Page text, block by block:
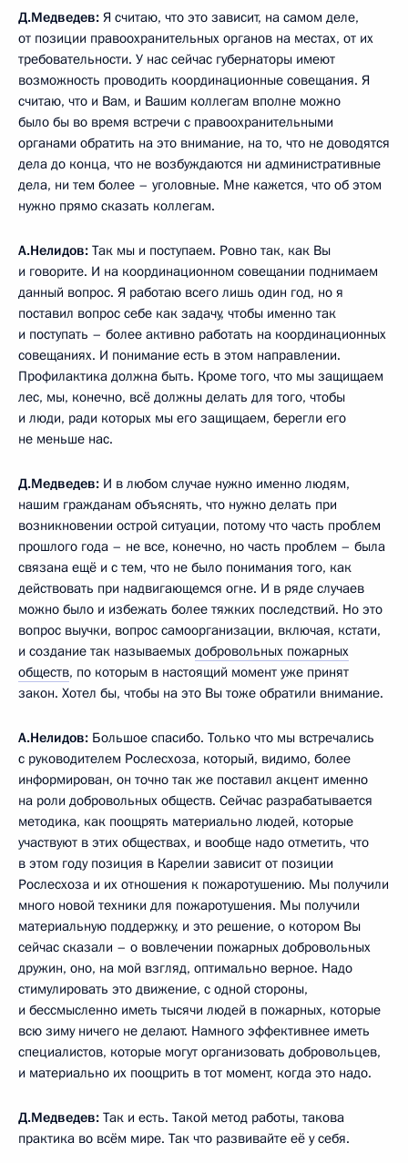
Д.Медведев: Я считаю, что это зависит, на самом деле,
от позиции правоохранительных органов на местах, от их
требовательности. У нас сейчас губернаторы имеют
возможность проводить координационные совещания. Я
считаю, что и Вам, и Вашим коллегам вполне можно
было бы во время встречи с правоохранительными
органами обратить на это внимание, на то, что не доводятся
дела до конца, что не возбуждаются ни административные
дела, ни тем более – уголовные. Мне кажется, что об этом
нужно прямо сказать коллегам.
А.Нелидов: Так мы и поступаем. Ровно так, как Вы
и говорите. И на координационном совещании поднимаем
данный вопрос. Я работаю всего лишь один год, но я
поставил вопрос себе как задачу, чтобы именно так
и поступать – более активно работать на координационных
совещаниях. И понимание есть в этом направлении.
Профилактика должна быть. Кроме того, что мы защищаем
лес, мы, конечно, всё должны делать для того, чтобы
и люди, ради которых мы его защищаем, берегли его
не меньше нас.
Д.Медведев: И в любом случае нужно именно людям,
нашим гражданам объяснять, что нужно делать при
возникновении острой ситуации, потому что часть проблем
прошлого года – не все, конечно, но часть проблем – была
связана ещё и с тем, что не было понимания того, как
действовать при надвигающемся огне. И в ряде случаев
можно было и избежать более тяжких последствий. Но это
вопрос выучки, вопрос самоорганизации, включая, кстати,
и создание так называемых добровольных пожарных
обществ, по которым в настоящий момент уже принят
закон. Хотел бы, чтобы на это Вы тоже обратили внимание.
А.Нелидов: Большое спасибо. Только что мы встречались
с руководителем Рослесхоза, который, видимо, более
информирован, он точно так же поставил акцент именно
на роли добровольных обществ. Сейчас разрабатывается
методика, как поощрять материально людей, которые
участвуют в этих обществах, и вообще надо отметить, что
в этом году позиция в Карелии зависит от позиции
Рослесхоза и их отношения к пожаротушению. Мы получили
много новой техники для пожаротушения. Мы получили
материальную поддержку, и это решение, о котором Вы
сейчас сказали – о вовлечении пожарных добровольных
дружин, оно, на мой взгляд, оптимально верное. Надо
стимулировать это движение, с одной стороны,
и бессмысленно иметь тысячи людей в пожарных, которые
всю зиму ничего не делают. Намного эффективнее иметь
специалистов, которые могут организовать добровольцев,
и материально их поощрить в тот момент, когда это надо.
Д.Медведев: Так и есть. Такой метод работы, такова
практика во всём мире. Так что развивайте её у себя.